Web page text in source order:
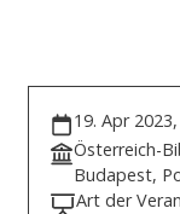
19. Apr
Österreich-
Budapest,
Art der